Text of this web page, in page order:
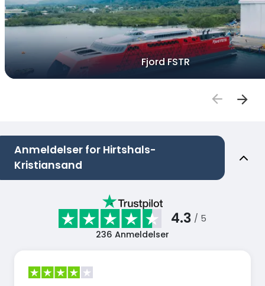
Fjord FSTR
Anmeldelser for Hirtshals-
Kristiansand
4.3 / 5
236 Anmeldelser